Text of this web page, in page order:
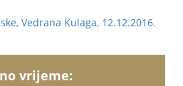
Vedrana Kulaga, 12.12.2016.
vrijeme: